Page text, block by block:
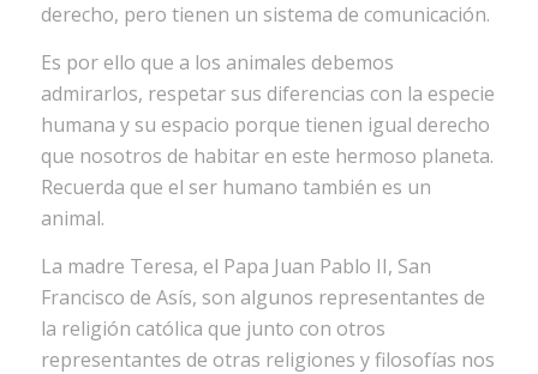
derecho, pero tienen un sistema de comunicación.
Es por ello que a los animales debemos
admirarlos, respetar sus diferencias con la especie
humana y su espacio porque tienen igual derecho
que nosotros de habitar en este hermoso planeta.
Recuerda que el ser humano también es un
animal.
La madre Teresa, el Papa Juan Pablo II, San
Francisco de Asís, son algunos representantes de
la religión católica que junto con otros
representantes de otras religiones y filosofías nos